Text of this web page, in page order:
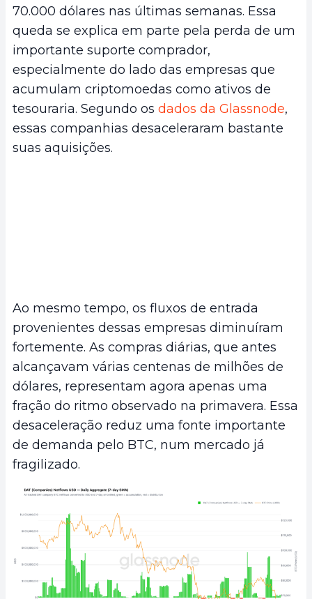
70.000 dólares nas últimas semanas. Essa
queda se explica em parte pela perda de um
importante suporte comprador,
especialmente do lado das empresas que
acumulam criptomoedas como ativos de
tesouraria. Segundo os dados da Glassnode,
essas companhias desaceleraram bastante
suas aquisições.
Ao mesmo tempo, os fluxos de entrada
provenientes dessas empresas diminuíram
fortemente. As compras diárias, que antes
alcançavam várias centenas de milhões de
dólares, representam agora apenas uma
fração do ritmo observado na primavera. Essa
desaceleração reduz uma fonte importante
de demanda pelo BTC, num mercado já
fragilizado.